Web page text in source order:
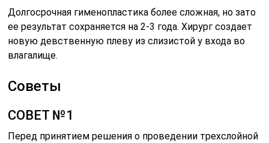
Долгосрочная гименопластика более сложная, но зато
ее результат сохраняется на 2-3 года. Хирург создает
новую девственную плеву из слизистой у входа во
влагалище.
Советы
СОВЕТ №1
Перед принятием решения о проведении трехслойной